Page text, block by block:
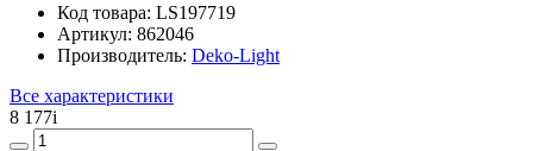
Код товара: LS197719
Артикул: 862046
Производитель: Deko-Light
Все характеристики
8 177i